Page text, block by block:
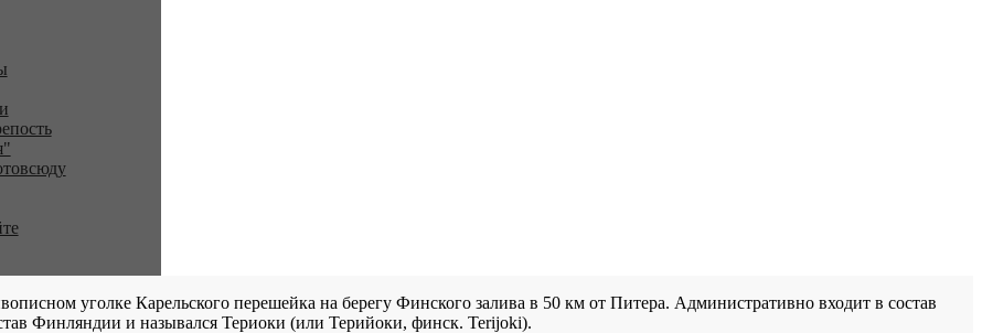
уголке Карельского перешейка на берегу Финского залива в 50 км от Питера. Административно входит в состав
Финляндии и назывался Териоки (или Терийоки, финск. Terijoki).